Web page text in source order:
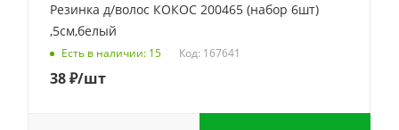
Резинка д/волос КОКОС 200465 (набор 6шт)
,5см,белый
Есть в наличии: 15 Код: 167641
38₽/шт